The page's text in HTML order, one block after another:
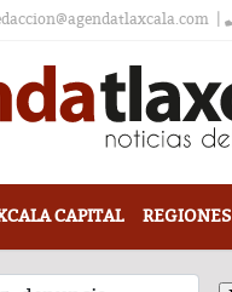
CAPITAL REGIONES